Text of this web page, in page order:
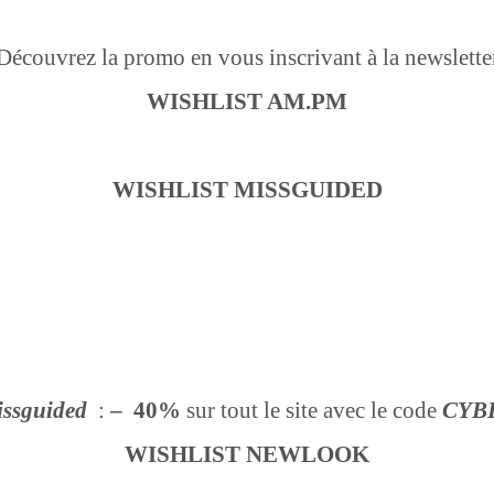
la promo en vous inscrivant à la
WISHLIST AM.PM
WISHLIST MISSGUIDED
:– 40% sur tout le site avec le code
WISHLIST NEWLOOK